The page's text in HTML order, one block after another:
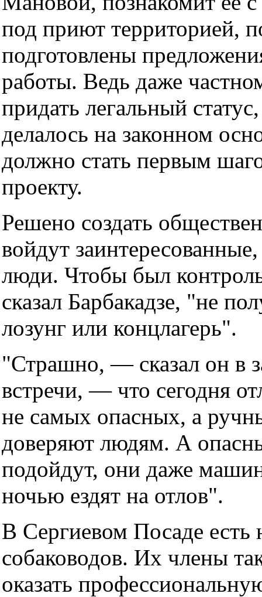
под приют территорией,
подготовлены
работы. Ведь даже
придать легальный
делалось на законном
должно стать первым
проекту.
Решено создать
войдут
люди. Чтобы был
сказал Барбакадзе, "не
лозунг или концлагерь".
"Страшно, — сказал он в
встречи, — что сегодня
не самых опасных, а
доверяют людям. А
подойдут, они даже
ночью ездят на отлов".
В Сергиевом Посаде есть
собаководов. Их члены
оказать